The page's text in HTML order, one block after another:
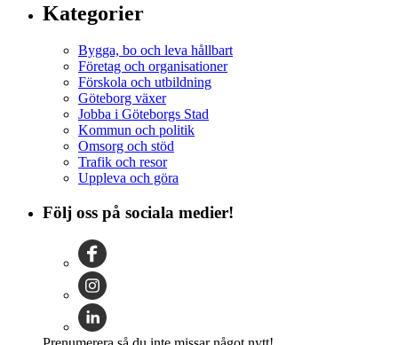
Kategorier
Bygga, bo och leva hållbart
Företag och organisationer
Förskola och utbildning
Göteborg växer
Jobba i Göteborgs Stad
Kommun och politik
Omsorg och stöd
Trafik och resor
Uppleva och göra
Följ oss på sociala medier!